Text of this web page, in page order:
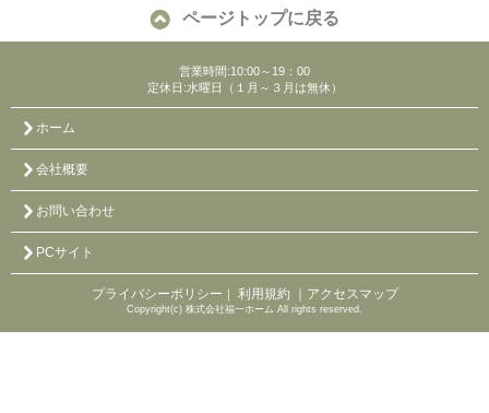
ページトップに戻る
営業時間:10:00～19：00
定休日:水曜日（１月～３月は無休）
ホーム
会社概要
お問い合わせ
PCサイト
プライバシーポリシー ｜ 利用規約 ｜アクセスマップ
Copyright(c) 株式会社福一ホーム All rights reserved.